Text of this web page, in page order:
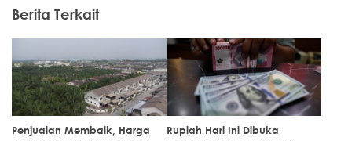
Berita Terkait
Penjualan Membaik, Harga
Rupiah Hari Ini Dibuka